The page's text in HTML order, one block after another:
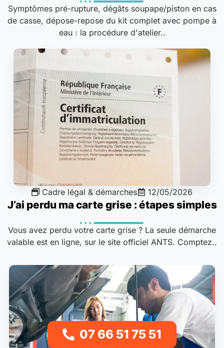
Symptômes pré-rupture, dégâts soupape/piston en cas
de casse, dépose-repose du kit complet avec pompe à
eau : la procédure d'atelier..
Cadre légal & démarches 12/05/2026
J’ai perdu ma carte grise : étapes simples
Vous avez perdu votre carte grise ? La seule démarche
valable est en ligne, sur le site officiel ANTS. Comptez..
07 66 51 75 51